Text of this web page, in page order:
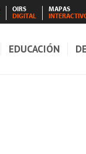
OIRS
DIGITAL
MAPAS
EDUCACIÓN